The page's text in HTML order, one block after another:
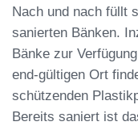
Nach und nach füllt
sanierten Bänken.
Bänke zur
end-gültigen Ort
schützenden
Bereits saniert ist